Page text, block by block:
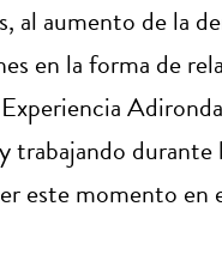
al aumento de la
en la forma de
durante
este momento